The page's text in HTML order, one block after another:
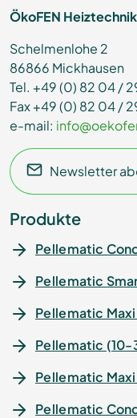
ÖkoFEN
Schelmenlohe 2
86866 Mickhausen
Tel. +49 (0) 82 04 /
Fax +49 (0) 82 04 /
e-mail:
Newsletter
Produkte
Pellematic
Pellematic
Pellematic
Pellematic (10-
Pellematic
Pellematic